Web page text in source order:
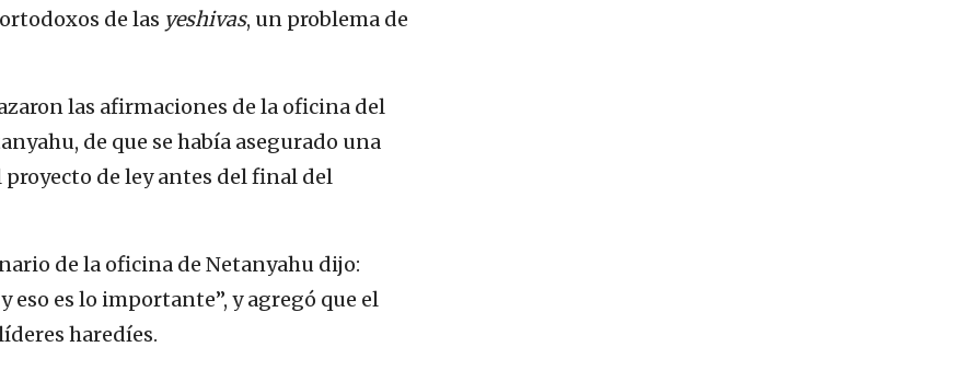
de las yeshivas, un problema de
las afirmaciones de la oficina del
de que se había asegurado una
de ley antes del final del
de la oficina de Netanyahu dijo:
eso es lo importante”, y agregó que el
haredíes.